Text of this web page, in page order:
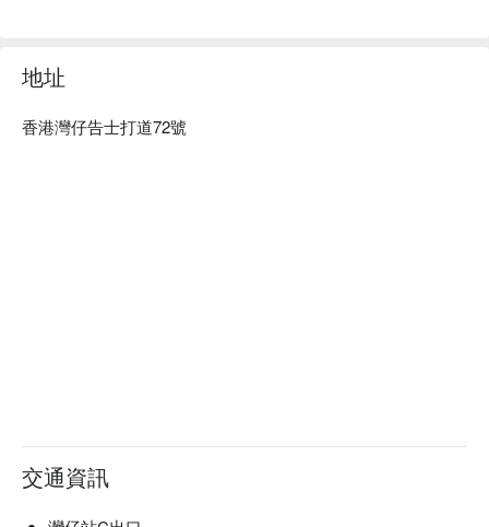
地址
香港灣仔告士打道72號
交通資訊